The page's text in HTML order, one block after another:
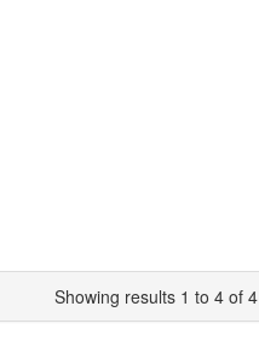
Showing results 1 to 4 of 4